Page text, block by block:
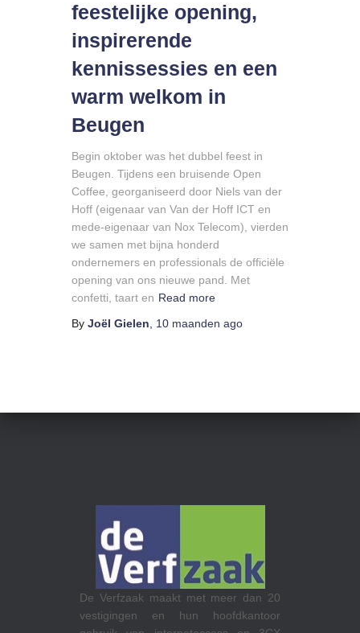
feestelijke opening,
inspirerende
kennissessies en een
warm welkom in
Beugen
Begin oktober was het dubbel feest in
Beugen. Tijdens een bruisende Open
Coffee, georganiseerd door Niels van der
Hoff (eigenaar van Van der Hoff ICT en
mede-eigenaar van Nox Telecom), vierden
we samen met bijna honderd
ondernemers en professionals de officiële
opening van ons nieuwe pand. Met
confetti, taart en Read more
By Joël Gielen 10 maanden ago
De Verfzaak maakt met meer dan 20
vestigingen en hun hoofdkantoor